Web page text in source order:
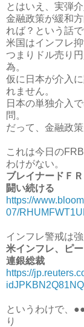
とはいえ、実弾
金融政策が緩和
れば？という話で
米国はインフレ
つまりドル売り
為。
仮に日本が介入
れません。
日本の単独介入
問。
だって、金融政
これは今日の
わけがない。
ブレイナードＦ
闘い続ける
https://
07/
インフレ警戒は
米インフレ、ピ
連銀総裁
https://
idJPKBN2Q81NQ
というわけで、
り